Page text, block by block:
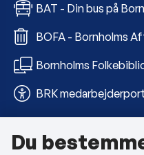
BAT - Din bus på
BOFA - Bornholms
Bornholms
BRK
Om kommunen
Du